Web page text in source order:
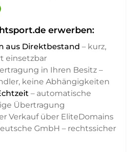
erwerben:
aus Direktbestand – kurz,
einsetzbar
in Ihren Besitz –
keine Abhängigkeiten
– automatische
Übertragung
Verkauf über EliteDomains
GmbH – rechtssicher